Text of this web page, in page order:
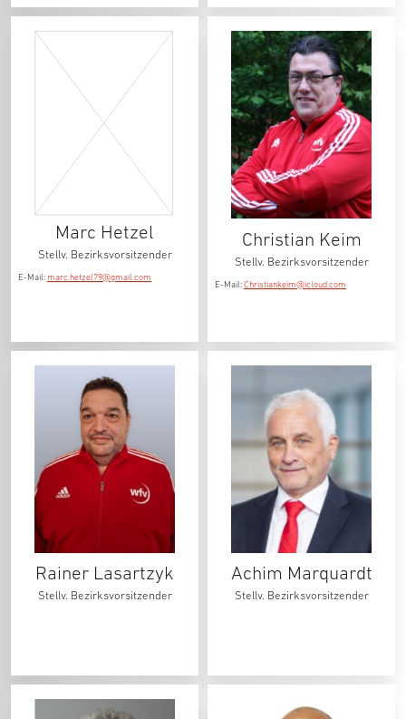
Marc Hetzel
Stellv. Bezirksvorsitzender
E-Mail: marc.hetzel79@gmail.com
Christian Keim
Stellv. Bezirksvorsitzender
E-Mail:Christiankeim@icloud.com
Rainer Lasartzyk
Stellv. Bezirksvorsitzender
Achim Marquardt
Stellv. Bezirksvorsitzender